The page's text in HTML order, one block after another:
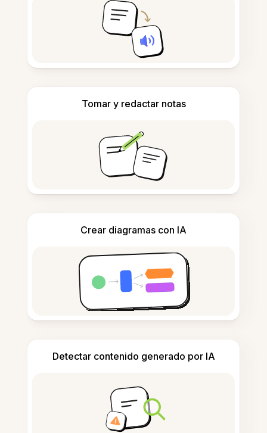
Tomar y redactar notas
Crear diagramas con IA
Detectar contenido generado por IA